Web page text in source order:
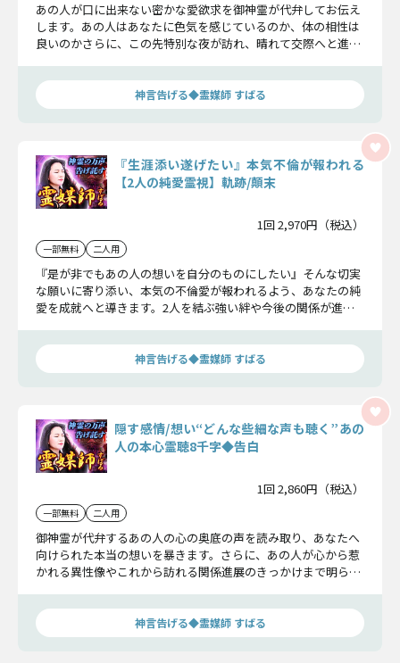
あの人が口に出来ない密かな愛欲求を御神霊が代弁してお伝え
します。あの人はあなたに色気を感じているのか、体の相性は
良いのかさらに、この先特別な夜が訪れ、晴れて交際へと進め
神言告げる◆霊媒師 すばる
『生涯添い遂げたい』本気不倫が報われる
【2人の純愛霊視】軌跡/顛末
1回 2,970円（税込）
一部無料 二人用
『是が非でもあの人の想いを自分のものにしたい』そんな切実
な願いに寄り添い、本気の不倫愛が報われるよう、あなたの純
愛を成就へと導きます。2人を結ぶ強い絆や今後の関係が進展
神言告げる◆霊媒師 すばる
隠す感情/想い“どんな些細な声も聴く”あの
人の本心霊聴8千字◆告白
1回 2,860円（税込）
一部無料 二人用
御神霊が代弁するあの人の心の奥底の声を読み取り、あなたへ
向けられた本当の想いを暴きます。さらに、あの人が心から惹
かれる異性像やこれから訪れる関係進展のきっかけまで明らか
神言告げる◆霊媒師 すばる